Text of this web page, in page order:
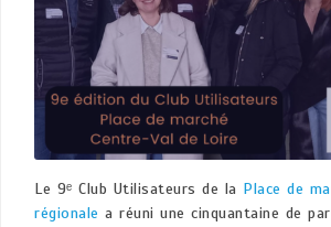
Le 9ᵉ Club Utilisateurs de la Place de
régionale a réuni une cinquantaine de